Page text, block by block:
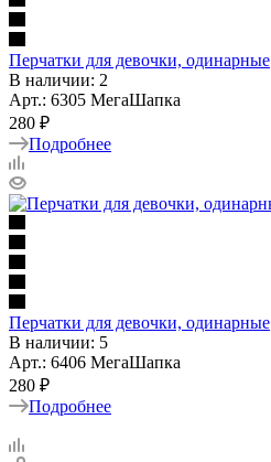
Перчатки для девочки, одинарные
В наличии: 2
Арт.: 6305 МегаШапка
280 ₽
Подробнее
Перчатки для девочки, одинарные
В наличии: 5
Арт.: 6406 МегаШапка
280 ₽
Подробнее